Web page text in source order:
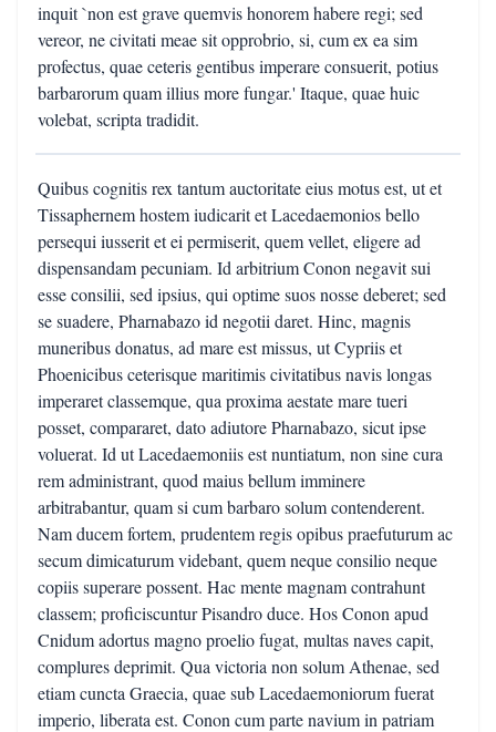
inquit `non est grave quemvis honorem habere regi; sed
vereor, ne civitati meae sit opprobrio, si, cum ex ea sim
profectus, quae ceteris gentibus imperare consuerit, potius
barbarorum quam illius more fungar.' Itaque, quae huic
volebat, scripta tradidit.
Quibus cognitis rex tantum auctoritate eius motus est, ut et
Tissaphernem hostem iudicarit et Lacedaemonios bello
persequi iusserit et ei permiserit, quem vellet, eligere ad
dispensandam pecuniam. Id arbitrium Conon negavit sui
esse consilii, sed ipsius, qui optime suos nosse deberet; sed
se suadere, Pharnabazo id negotii daret. Hinc, magnis
muneribus donatus, ad mare est missus, ut Cypriis et
Phoenicibus ceterisque maritimis civitatibus navis longas
imperaret classemque, qua proxima aestate mare tueri
posset, compararet, dato adiutore Pharnabazo, sicut ipse
voluerat. Id ut Lacedaemoniis est nuntiatum, non sine cura
rem administrant, quod maius bellum imminere
arbitrabantur, quam si cum barbaro solum contenderent.
Nam ducem fortem, prudentem regis opibus praefuturum ac
secum dimicaturum videbant, quem neque consilio neque
copiis superare possent. Hac mente magnam contrahunt
classem; proficiscuntur Pisandro duce. Hos Conon apud
Cnidum adortus magno proelio fugat, multas naves capit,
complures deprimit. Qua victoria non solum Athenae, sed
etiam cuncta Graecia, quae sub Lacedaemoniorum fuerat
imperio, liberata est. Conon cum parte navium in patriam